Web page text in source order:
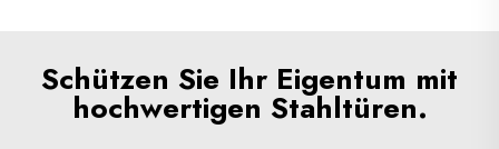
Schützen Sie Ihr Eigentum mit
hochwertigen Stahltüren.